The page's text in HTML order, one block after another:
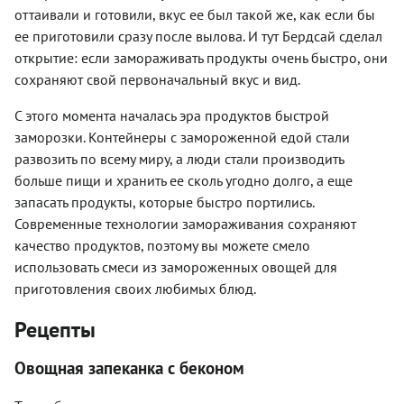
оттаивали и готовили, вкус ее был такой же, как если бы
ее приготовили сразу после вылова. И тут Бердсай сделал
открытие: если замораживать продукты очень быстро, они
сохраняют свой первоначальный вкус и вид.
С этого момента началась эра продуктов быстрой
заморозки. Контейнеры с замороженной едой стали
развозить по всему миру, а люди стали производить
больше пищи и хранить ее сколь угодно долго, а еще
запасать продукты, которые быстро портились.
Современные технологии замораживания сохраняют
качество продуктов, поэтому вы можете смело
использовать смеси из замороженных овощей для
приготовления своих любимых блюд.
Рецепты
Овощная запеканка с беконом